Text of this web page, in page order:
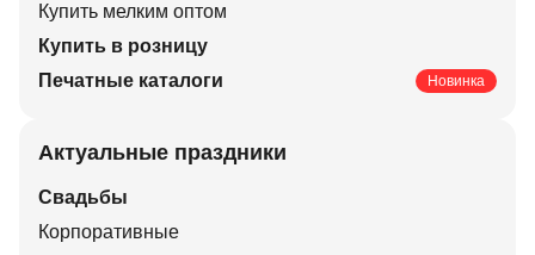
Купить мелким оптом
Купить в розницу
Печатные каталоги
Новинка
Актуальные праздники
Свадьбы
Корпоративные